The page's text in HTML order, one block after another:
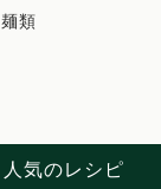
麺類
人気のレシピ